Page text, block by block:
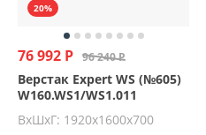
20%
76 992 Р 96 240 Р
Верстак Expert WS (№605)
W160.WS1/WS1.011
ВхШхГ: 1920х1600х700